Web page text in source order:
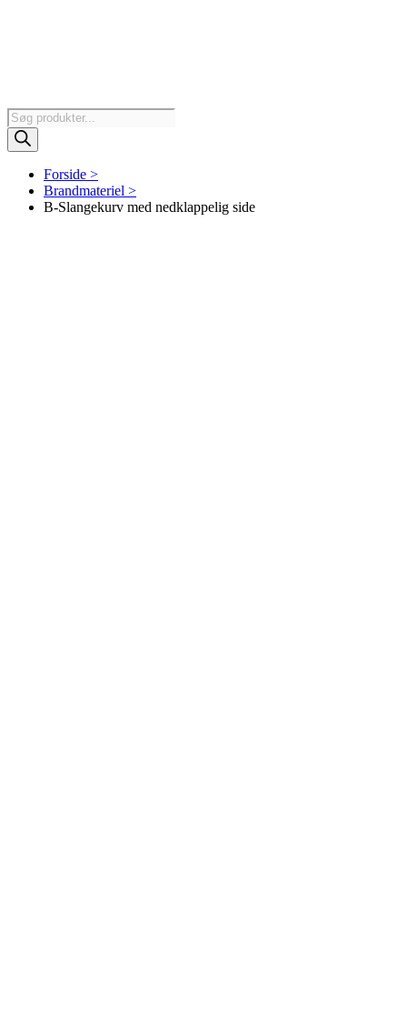
Products
search
Forside >
Brandmateriel >
B-Slangekurv med nedklappelig side